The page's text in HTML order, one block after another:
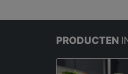
PRODUCTEN